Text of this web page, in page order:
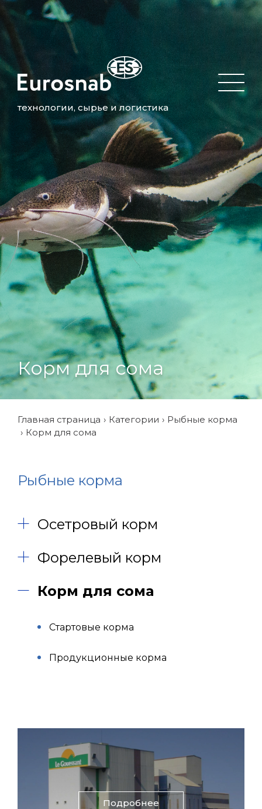
технологии, сырье и логистика
Корм для сома
Главная страница Категории
Рыбные корма
Корм для сома
Рыбные корма
Осетровый корм
Форелевый корм
Корм для сома
Стартовые корма
Продукционные корма
Подробнее